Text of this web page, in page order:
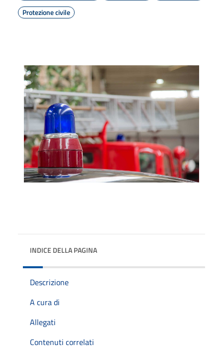
Protezione civile
INDICE DELLA PAGINA
Descrizione
A cura di
Allegati
Contenuti correlati